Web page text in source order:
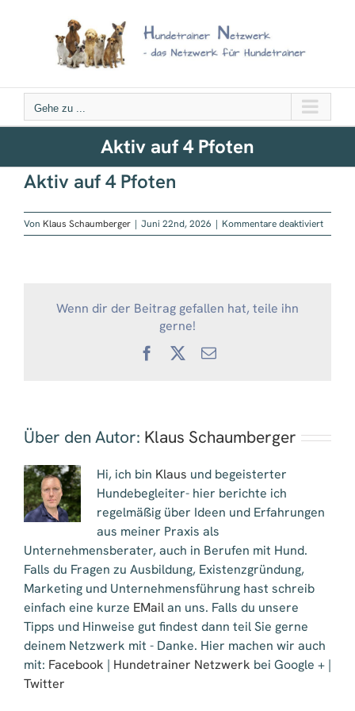
Gehe zu ...
Aktiv auf 4 Pfoten
Aktiv auf 4 Pfoten
Von Klaus Schaumberger | Juni 22nd, 2026 | Kommentare deaktiviertfür
Aktiv
Wenn dir der Beitrag gefallen hat, teile ihn
gerne!
Facebook
X
E-
Über den Autor: Klaus Schaumberger
Hi, ich bin Klaus und begeisterter
Hundebegleiter- hier berichte ich
regelmäßig über Ideen und Erfahrungen
aus meiner Praxis als
Unternehmensberater, auch in Berufen mit Hund.
Falls du Fragen zu Ausbildung, Existenzgründung,
Marketing und Unternehmensführung hast schreib
einfach eine kurze EMailan uns. Falls du unsere
Tipps und Hinweise gut findest dann teil Sie gerne
deinem Netzwerk mit - Danke. Hier machen wir auch
mit: Facebook | Hundetrainer Netzwerk bei Google + |
Twitter